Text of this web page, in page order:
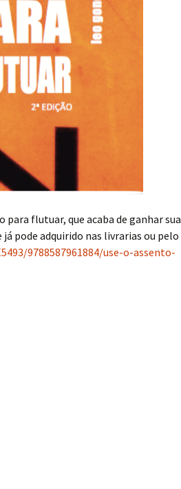
para flutuar, que acaba de ganhar sua
pode adquirido nas livrarias ou pelo
9788587961884/use-o-assento-